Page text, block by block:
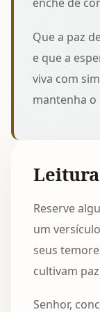
Que a paz
e que a
viva com
mantenha o
Reserve
um
seus
cultivam
Senhor,